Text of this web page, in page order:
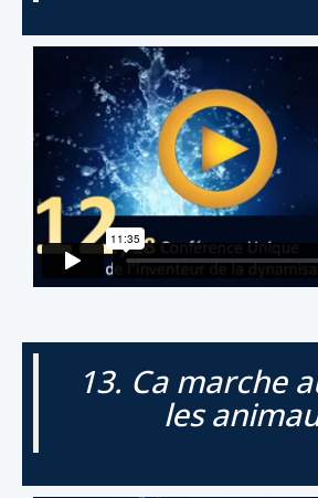
13. Ca marche
les